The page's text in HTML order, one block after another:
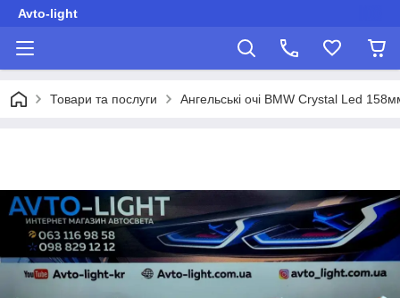
Avto-light
Товари та послуги Ангельські очі BMW Crystal Led